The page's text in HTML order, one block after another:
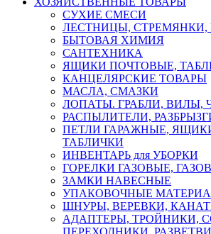
СУХИЕ СМЕСИ
ЛЕСТНИЦЫ,
БЫТОВАЯ ХИМИЯ
САНТЕХНИКА
ЯЩИКИ ПОЧТОВЫЕ,
КАНЦЕЛЯРСКИЕ ТОВАРЫ
МАСЛА, СМАЗКИ
ЛОПАТЫ. ГРАБЛИ, ВИЛЫ,
РАСПЫЛИТЕЛИ,
ПЕТЛИ ГАРАЖНЫЕ,
ТАБЛИЧКИ
ИНВЕНТАРЬ для УБОРКИ
ГОРЕЛКИ ГАЗОВЫЕ,
ЗАМКИ НАВЕСНЫЕ
УПАКОВОЧНЫЕ
ШНУРЫ, ВЕРЕВКИ,
АДАПТЕРЫ, ТРОЙНИКИ,
ПЕРЕХОДНИКИ,